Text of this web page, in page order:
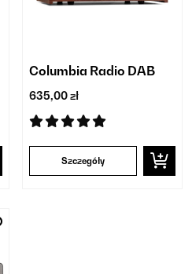
Columbia Radio DAB
635,00 zł
Szczegóły